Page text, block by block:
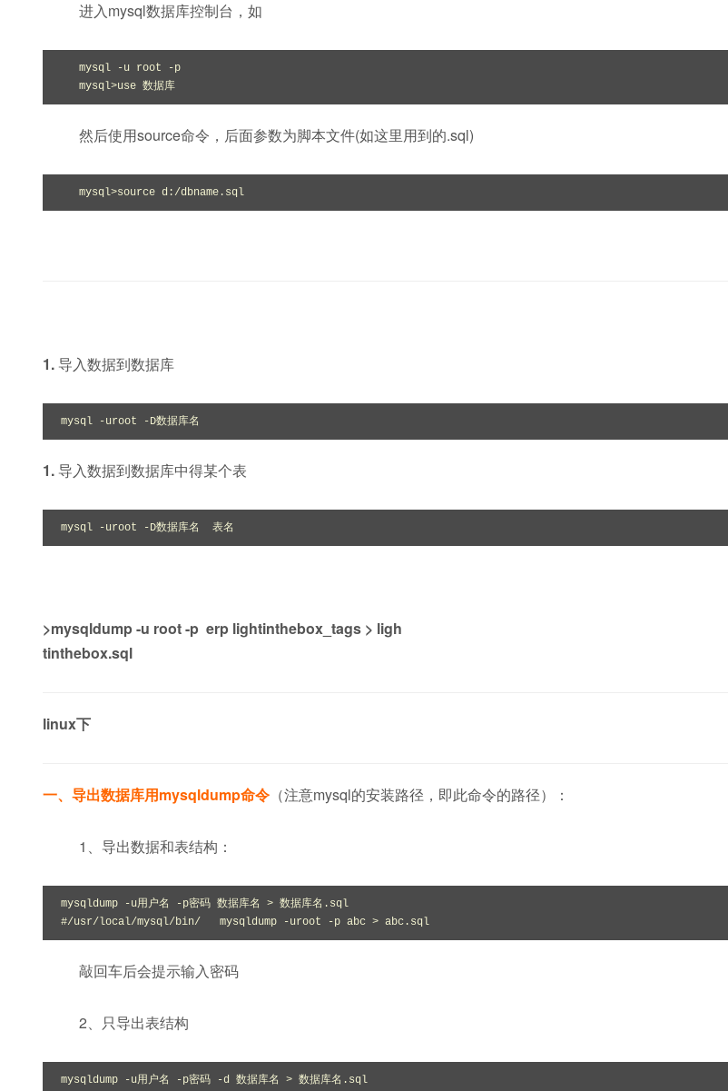
进入mysql数据库控制台，如
mysql -u root -p
mysql>use 数据库
然后使用source命令，后面参数为脚本文件(如这里用到的.sql)
mysql>source d:/dbname.sql
1. 导入数据到数据库
mysql -uroot -D数据库名
1. 导入数据到数据库中得某个表
mysql -uroot -D数据库名  表名
>mysqldump -u root -p erp lightinthebox_tags > ligh
tinthebox.sql
linux下
一、导出数据库用mysqldump命令 （注意mysql的安装路径，即此命令的路径）：
1、导出数据和表结构：
mysqldump -u用户名 -p密码 数据库名 > 数据库名.sql
#/usr/local/mysql/bin/   mysqldump -uroot -p abc > abc.sql
敲回车后会提示输入密码
2、只导出表结构
mysqldump -u用户名 -p密码 -d 数据库名 > 数据库名.sql